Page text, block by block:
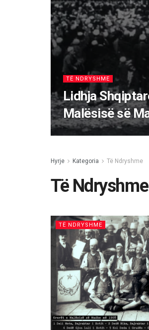
TË NDRYSHME
Lidhja
Malësisë së
Hyrje Kategoria Të Ndryshme
Të Ndryshme
TË NDRYSHME